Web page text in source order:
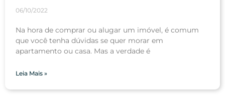
06/10/2022
Na hora de comprar ou alugar um imóvel, é comum
que você tenha dúvidas se quer morar em
apartamento ou casa. Mas a verdade é
Leia Mais »